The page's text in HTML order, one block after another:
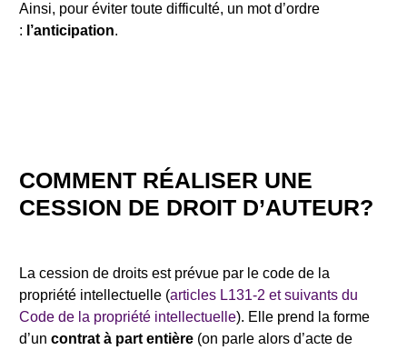
Ainsi, pour éviter toute difficulté, un mot d’ordre
: l’anticipation.
COMMENT RÉALISER UNE
CESSION DE DROIT D’AUTEUR?
La cession de droits est prévue par le code de la
propriété intellectuelle (articles L131-2 et suivants du
Code de la propriété intellectuelle). Elle prend la forme
d’un contrat à part entière (on parle alors d’acte de